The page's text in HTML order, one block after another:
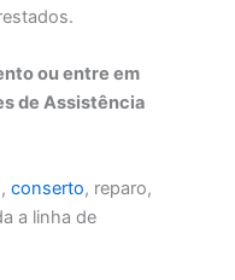
ou entre em
de Assistência
,conserto, reparo,
a linha de